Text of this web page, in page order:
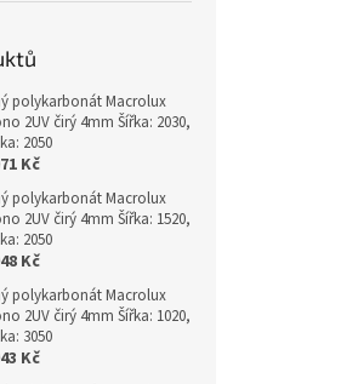
polykarbonát Macrolux
2UV čirý 4mm Šířka: 2030,
2050
Kč
polykarbonát Macrolux
2UV čirý 4mm Šířka: 1520,
2050
Kč
polykarbonát Macrolux
2UV čirý 4mm Šířka: 1020,
3050
Kč